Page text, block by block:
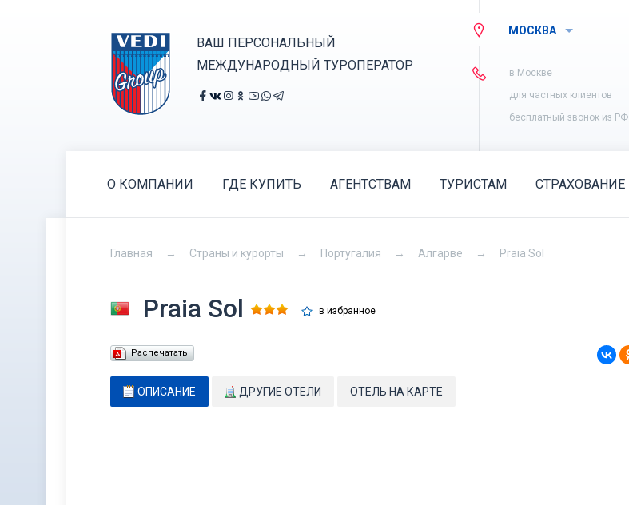
ВАШ ПЕРСОНАЛЬНЫЙ
МЕЖДУНАРОДНЫЙ ТУРОПЕРАТОР
МОСКВА
в Москве
для частных клиентов
бесплатный звонок из РФ
О КОМПАНИИ ГДЕ КУПИТЬ АГЕНТСТВАМ ТУРИСТАМ СТРАХОВАНИЕ
Главная Страны и курорты Португалия Алгарве Praia Sol
Praia Sol в избранное
Распечатать
ОПИСАНИЕ ДРУГИЕ ОТЕЛИ ОТЕЛЬ НА КАРТЕ